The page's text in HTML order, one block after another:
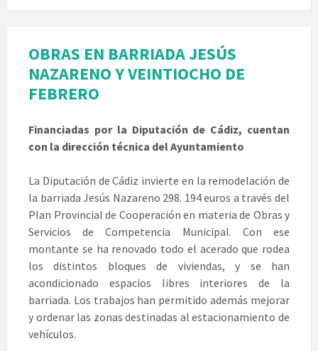
OBRAS EN BARRIADA JESÚS
NAZARENO Y VEINTIOCHO DE
FEBRERO
Financiadas por la Diputación de Cádiz, cuentan
con la dirección técnica del Ayuntamiento
La Diputación de Cádiz invierte en la remodelación de
la barriada Jesús Nazareno 298. 194 euros a través del
Plan Provincial de Cooperación en materia de Obras y
Servicios de Competencia Municipal. Con ese
montante se ha renovado todo el acerado que rodea
los distintos bloques de viviendas, y se han
acondicionado espacios libres interiores de la
barriada. Los trabajos han permitido además mejorar
y ordenar las zonas destinadas al estacionamiento de
vehículos.